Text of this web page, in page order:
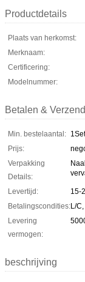
Productdetails
Plaats van herkomst:
Merknaam:
Certificering:
Modelnummer:
Betalen &
Min. bestelaantal:
Prijs:
Verpakking
Details:
Levertijd:
15-
Betalingscondities:L/
Levering
vermogen:
beschrijving